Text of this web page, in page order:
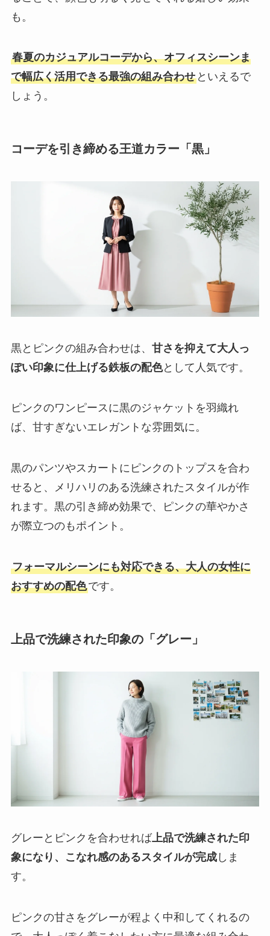
も。
春夏のカジュアルコーデから、オフィスシーンま
で幅広く活用できる最強の組み合わせといえるで
しょう。
コーデを引き締める王道カラー「黒」
黒とピンクの組み合わせは、 甘さを抑えて大人っ
ぽい印象に仕上げる鉄板の配色として人気です。
ピンクのワンピースに黒のジャケットを羽織れ
ば、甘すぎないエレガントな雰囲気に。
黒のパンツやスカートにピンクのトップスを合わ
せると、メリハリのある洗練されたスタイルが作
れます。黒の引き締め効果で、ピンクの華やかさ
が際立つのもポイント。
フォーマルシーンにも対応できる、大人の女性に
おすすめの配色です。
上品で洗練された印象の「グレー」
グレーとピンクを合わせれば上品で洗練された印
象になり、こなれ感のあるスタイルが完成しま
す。
ピンクの甘さをグレーが程よく中和してくれるの